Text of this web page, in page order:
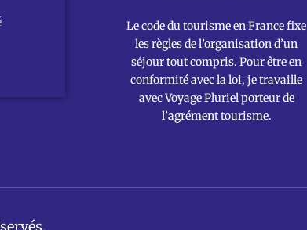
Le code du tourisme en France fixe
les règles de l’organisation d’un
séjour tout compris. Pour être en
conformité avec la loi, je travaille
avec Voyage Pluriel porteur de
l’agrément tourisme.